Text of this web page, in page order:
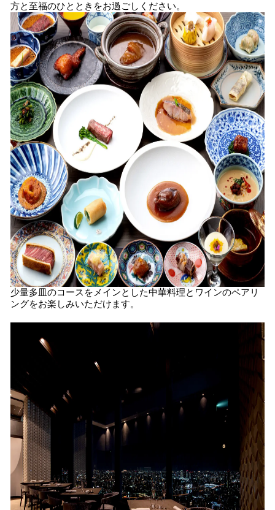
方と至福のひとときをお過ごしください。
少量多⽫のコースをメインとした中華料理とワインのペアリ
ングをお楽しみいただけます。